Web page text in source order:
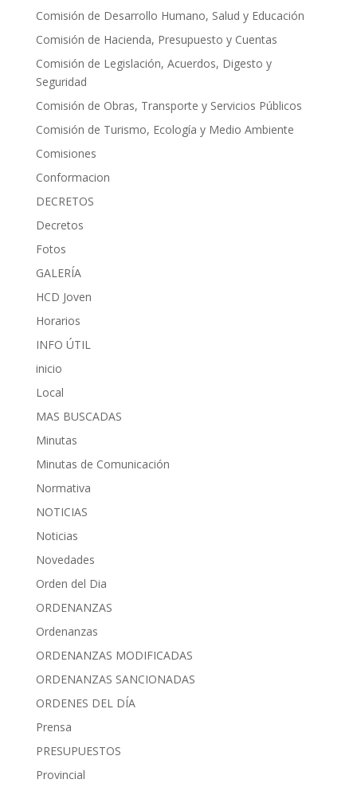
Comisión de Desarrollo Humano, Salud y Educación
Comisión de Hacienda, Presupuesto y Cuentas
Comisión de Legislación, Acuerdos, Digesto y
Seguridad
Comisión de Obras, Transporte y Servicios Públicos
Comisión de Turismo, Ecología y Medio Ambiente
Comisiones
Conformacion
DECRETOS
Decretos
Fotos
GALERÍA
HCD Joven
Horarios
INFO ÚTIL
inicio
Local
MAS BUSCADAS
Minutas
Minutas de Comunicación
Normativa
NOTICIAS
Noticias
Novedades
Orden del Dia
ORDENANZAS
Ordenanzas
ORDENANZAS MODIFICADAS
ORDENANZAS SANCIONADAS
ORDENES DEL DÍA
Prensa
PRESUPUESTOS
Provincial